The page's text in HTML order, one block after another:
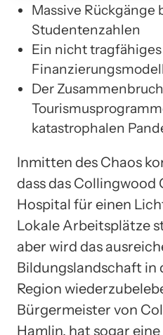
Massive
Studentenzahlen
Ein nicht
Finanzierungsmodell
Der
katastrophalen
Inmitten des Chaos
dass das Collingwood
Hospital für einen
Lokale Arbeitsplätze
aber wird das
Bildungslandschaft in
Region
Bürgermeister von
Hamlin, hat sogar